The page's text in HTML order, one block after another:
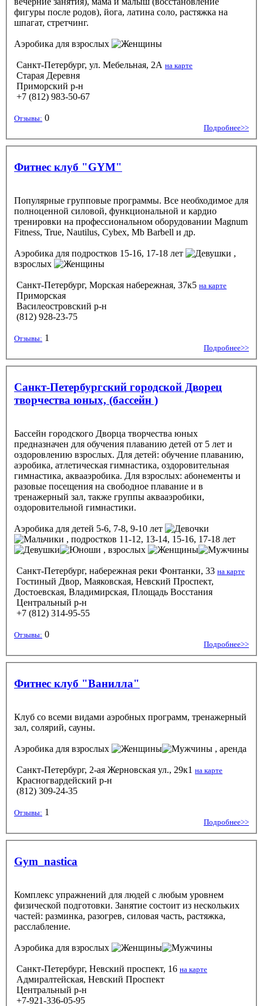
фигуры после родов), йога, латина соло, растяжка на
шпагат, стретчинг.
Аэробика для взрослых
Санкт-Петербург, ул. Мебельная, 2А на карте
Старая Деревня
Приморский р-н
+7 (812) 983-50-67
Отзывы: 0
Подробнее>>
Фитнес клуб "GYM"
Популярные групповые программы. Все необходимое для
полноценной силовой, функциональной и кардио
тренировки на профессиональном оборудовании Magnum
Fitness, True, Nautilus, Cybex, Mb Вarbell и др.
Аэробика для подростков 15-16, 17-18 лет
,
взрослых
Санкт-Петербург, Морская набережная, 37к5 на карте
Приморская
Василеостровский р-н
(812) 928-23-75
Отзывы: 1
Подробнее>>
Санкт-Петербургский городской Дворец
творчества юных, (бассейн )
Бассейн городского Дворца творчества юных
предназначен для обучения плаванию детей от 5 лет и
оздоровлению взрослых. Для детей: обучение плаванию,
аэробика, атлетическая гимнастика, оздоровительная
гимнастика, аквааэробика. Для взрослых: абонементы и
разовые посещения на свободное плавание и в
тренажерный зал, также группы аквааэробики,
оздоровительной гимнастики.
Аэробика для детей 5-6, 7-8, 9-10 лет
, подростков 11-12, 13-14, 15-16, 17-18 лет
, взрослых
Санкт-Петербург, набережная реки Фонтанки, 33 на карте
Гостиный Двор, Маяковская, Невский Проспект,
Достоевская, Владимирская, Площадь Восстания
Центральный р-н
+7 (812) 314-95-55
Отзывы: 0
Подробнее>>
Фитнес клуб "Ванилла"
Клуб со всеми видами аэробных программ, тренажерный
зал, солярий, сауны.
Аэробика для взрослых , аренда
Санкт-Петербург, 2-ая Жерновская ул., 29к1 на карте
Красногвардейский р-н
(812) 309-24-35
Отзывы: 1
Подробнее>>
Gym_nastica
Комплекс упражнений для людей с любым уровнем
физической подготовки. Занятие состоит из нескольких
частей: разминка, разогрев, силовая часть, растяжка,
расслабление.
Аэробика для взрослых
Санкт-Петербург, Невский проспект, 16 на карте
Адмиралтейская, Невский Проспект
Центральный р-н
+7-921-336-05-95